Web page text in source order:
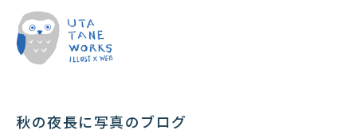
秋の夜長に写真のブログ